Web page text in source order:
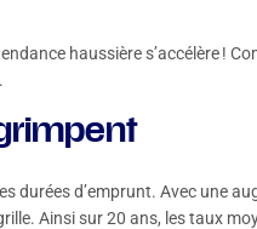
haussière s’accélère !
durées d’emprunt. Avec une
Ainsi sur 20 ans, les taux